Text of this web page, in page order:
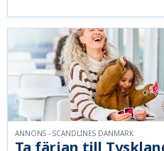
ANNONS - SCANDLINES DANMARK